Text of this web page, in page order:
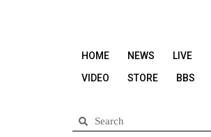
HOME NEWS LIVE
VIDEO
STORE BBS